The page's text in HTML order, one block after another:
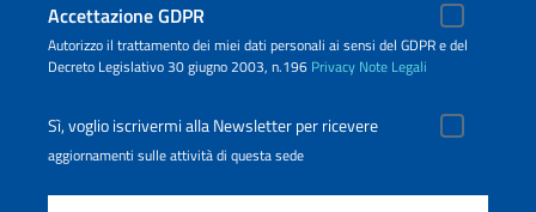
Accettazione GDPR
Autorizzo il trattamento dei miei dati personali ai sensi del GDPR e del
Decreto Legislativo 30 giugno 2003, n.196 Privacy Note Legali
Sì, voglio iscrivermi alla Newsletter per ricevere
aggiornamenti sulle attività di questa sede